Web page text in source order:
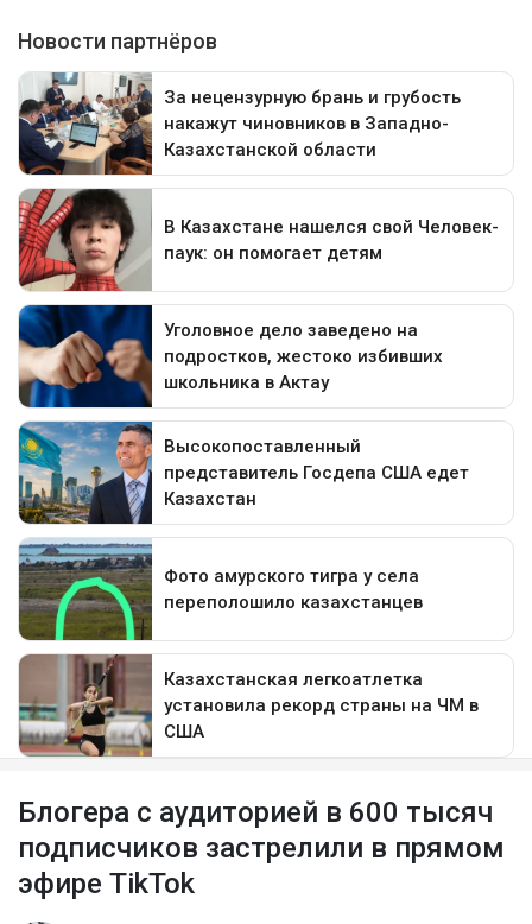
Блогера с аудиторией в 600 тысяч
подписчиков застрелили в прямом
эфире TikTok